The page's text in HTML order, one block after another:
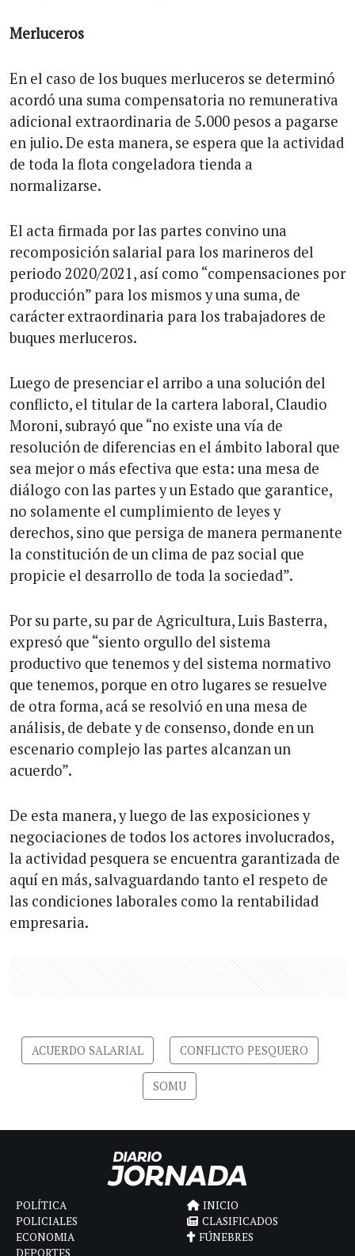
Merluceros
En el caso de los buques merluceros se determinó
acordó una suma compensatoria no remunerativa
adicional extraordinaria de 5.000 pesos a pagarse
en julio. De esta manera, se espera que la actividad
de toda la flota congeladora tienda a
normalizarse.
El acta firmada por las partes convino una
recomposición salarial para los marineros del
periodo 2020/2021, así como “compensaciones por
producción” para los mismos y una suma, de
carácter extraordinaria para los trabajadores de
buques merluceros.
Luego de presenciar el arribo a una solución del
conflicto, el titular de la cartera laboral, Claudio
Moroni, subrayó que “no existe una vía de
resolución de diferencias en el ámbito laboral que
sea mejor o más efectiva que esta: una mesa de
diálogo con las partes y un Estado que garantice,
no solamente el cumplimiento de leyes y
derechos, sino que persiga de manera permanente
la constitución de un clima de paz social que
propicie el desarrollo de toda la sociedad”.
Por su parte, su par de Agricultura, Luis Basterra,
expresó que “siento orgullo del sistema
productivo que tenemos y del sistema normativo
que tenemos, porque en otro lugares se resuelve
de otra forma, acá se resolvió en una mesa de
análisis, de debate y de consenso, donde en un
escenario complejo las partes alcanzan un
acuerdo”.
De esta manera, y luego de las exposiciones y
negociaciones de todos los actores involucrados,
la actividad pesquera se encuentra garantizada de
aquí en más, salvaguardando tanto el respeto de
las condiciones laborales como la rentabilidad
empresaria.
ACUERDO SALARIAL CONFLICTO PESQUERO
SOMU
POLÍTICA
POLICIALES
ECONOMIA
DEPORTES
INICIO
CLASIFICADOS
FÚNEBRES